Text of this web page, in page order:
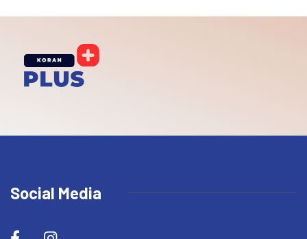
Social Media